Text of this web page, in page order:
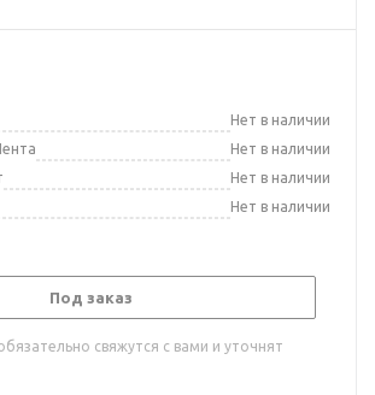
Нет в наличии
Нет в наличии
Нет в наличии
Нет в наличии
Под заказ
свяжутся с вами и уточнят